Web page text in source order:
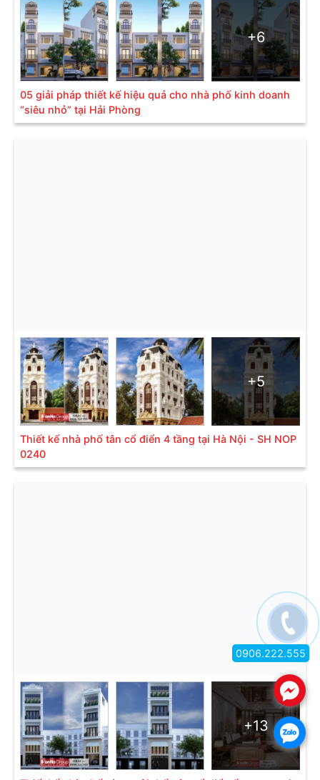
+6
05 giải pháp thiết kế hiệu quả cho nhà phố kinh doanh
“siêu nhỏ” tại Hải Phòng
+5
Thiết kế nhà phố tân cổ điển 4 tầng tại Hà Nội - SH NOP
0240
+13
.
.
0906.222.555